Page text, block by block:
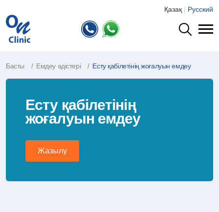
Қазақ | Русский
Басты Емдеу әдістері Есту қабілетінің жоғалуын емдеу
Есту қабілетінің
жоғалуын емдеу
Жазылу